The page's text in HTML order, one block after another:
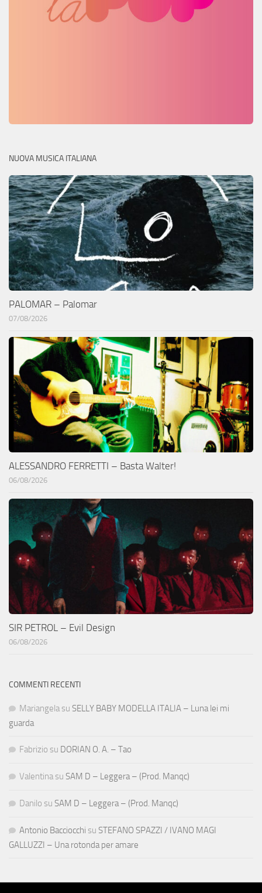
NUOVA MUSICA ITALIANA
PALOMAR – Palomar
07/08/2026
ALESSANDRO FERRETTI – Basta Walter!
06/08/2026
SIR PETROL – Evil Design
06/08/2026
COMMENTI RECENTI
Mariangela su SELLY BABY MODELLA ITALIA – Luna lei mi
guarda
Fabrizio su DORIAN O. A. – Tao
Valentina su SAM D – Leggera – (Prod. Manqc)
Danilo su SAM D – Leggera – (Prod. Manqc)
Antonio Bacciocchi su STEFANO SPAZZI / IVANO MAGI
GALLUZZI – Una rotonda per amare